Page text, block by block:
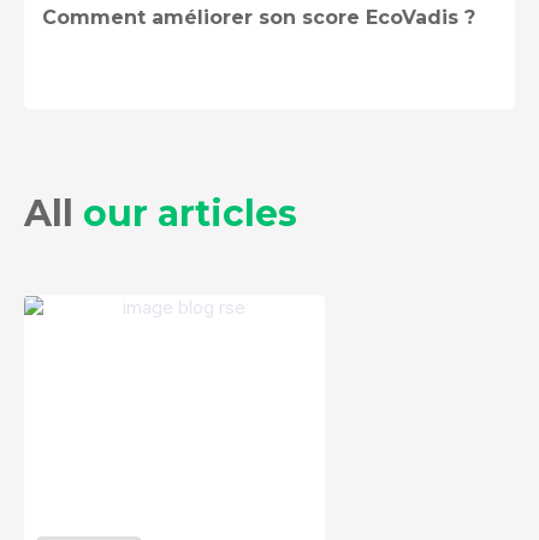
Comment améliorer son score EcoVadis ?
All our articles